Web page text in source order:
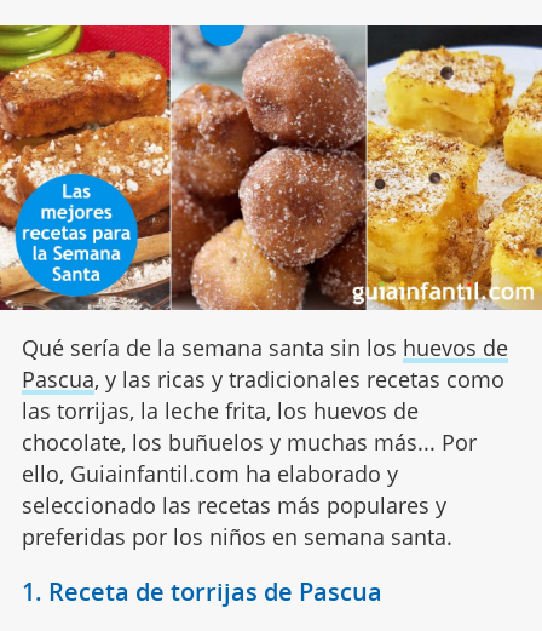
Qué sería de la semana santa sin los huevos de
Pascua, y las ricas y tradicionales recetas como
las torrijas, la leche frita, los huevos de
chocolate, los buñuelos y muchas más... Por
ello, Guiainfantil.com ha elaborado y
seleccionado las recetas más populares y
preferidas por los niños en semana santa.
1. Receta de torrijas de Pascua